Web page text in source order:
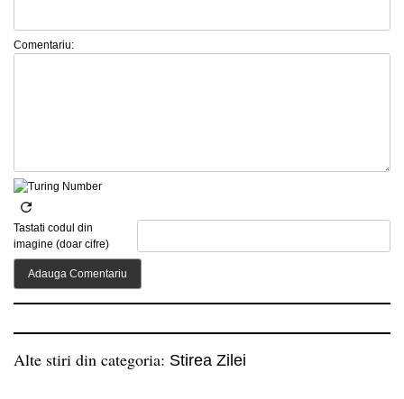
Comentariu:
Tastati codul din
imagine (doar cifre)
Alte stiri din categoria: Stirea Zilei